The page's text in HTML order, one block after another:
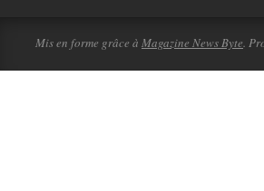
Mis en forme grâce à Magazine News Byte.